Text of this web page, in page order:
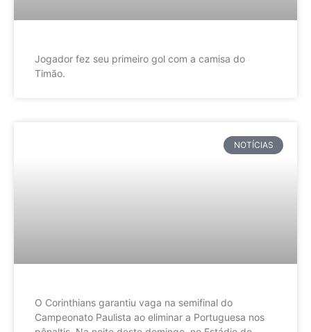
Jogador fez seu primeiro gol com a camisa do
Timão.
NOTÍCIAS
O Corinthians garantiu vaga na semifinal do
Campeonato Paulista ao eliminar a Portuguesa nos